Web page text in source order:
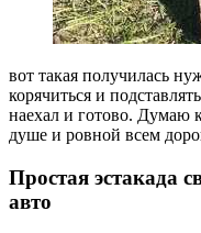
вот такая получилась
корячиться и
наехал и готово. Думаю
душе и ровной всем
Простая эстакада
авто